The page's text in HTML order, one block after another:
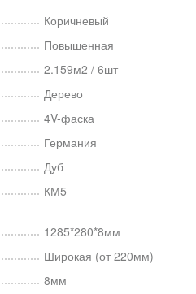
Коричневый
Повышенная
2.159м2 / 6шт
Дерево
4V-фаска
Германия
Дуб
КМ5
1285*280*8мм
Широкая (от 220мм)
8мм